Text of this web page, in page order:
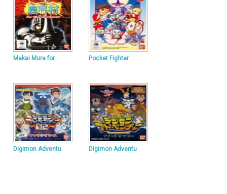
Makai Mura for Pocket Fighter
Digimon Adventu Digimon Adventu